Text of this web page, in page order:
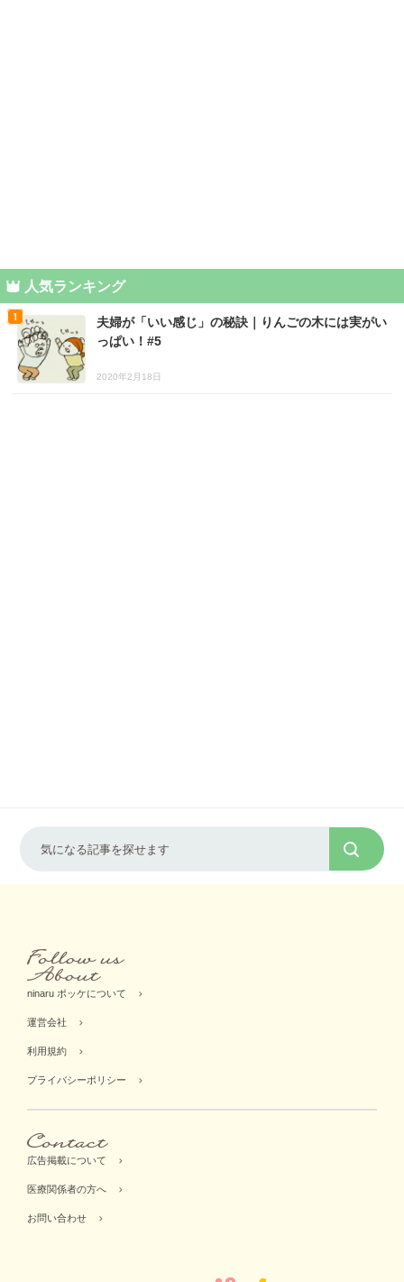
人気ランキング
夫婦が「いい感じ」の秘訣｜りんごの木には実がい
っぱい！#5
2020年2月18日
ninaru ポッケについて
運営会社
利用規約
プライバシーポリシー
広告掲載について
医療関係者の方へ
お問い合わせ